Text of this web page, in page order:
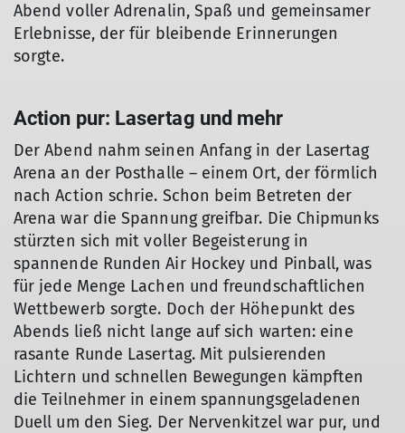
Abend voller Adrenalin, Spaß und gemeinsamer
Erlebnisse, der für bleibende Erinnerungen
sorgte.
Action pur: Lasertag und mehr
Der Abend nahm seinen Anfang in der Lasertag
Arena an der Posthalle – einem Ort, der förmlich
nach Action schrie. Schon beim Betreten der
Arena war die Spannung greifbar. Die Chipmunks
stürzten sich mit voller Begeisterung in
spannende Runden Air Hockey und Pinball, was
für jede Menge Lachen und freundschaftlichen
Wettbewerb sorgte. Doch der Höhepunkt des
Abends ließ nicht lange auf sich warten: eine
rasante Runde Lasertag. Mit pulsierenden
Lichtern und schnellen Bewegungen kämpften
die Teilnehmer in einem spannungsgeladenen
Duell um den Sieg. Der Nervenkitzel war pur, und